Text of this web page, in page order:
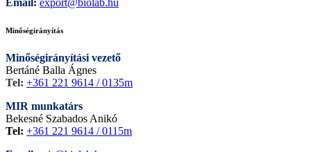
Email: export@biolab.hu
Minőségirányítás
Minőségirányítási vezető
Bertáné Balla Ágnes
Tel: +361 221 9614 / 0135m
MIR munkatárs
Bekesné Szabados Anikó
Tel: +361 221 9614 / 0115m